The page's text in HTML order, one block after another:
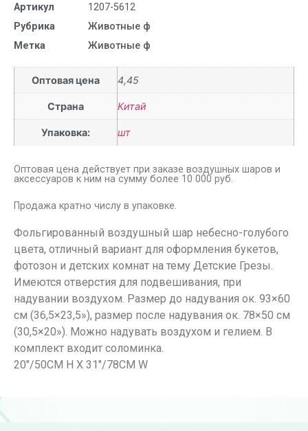
Артикул
1207-5612
Рубрика
Животные ф
Метка
Животные ф
Оптовая цена 4,45
Страна Китай
Упаковка: шт
Оптовая цена действует при заказе воздушных шаров и
аксессуаров к ним на сумму более 10 000 руб.
Продажа кратно числу в упаковке.
Фольгированный воздушный шар небесно-голубого
цвета, отличный вариант для оформления букетов,
фотозон и детских комнат на тему Детские Грезы.
Имеются отверстия для подвешивания, при
надувании воздухом. Размер до надувания ок. 93×60
см (36,5×23,5»), размер после надувания ок. 78×50 см
(30,5×20»). Можно надувать воздухом и гелием. В
комплект входит соломинка.
20″/50СМ H X 31″/78СМ W